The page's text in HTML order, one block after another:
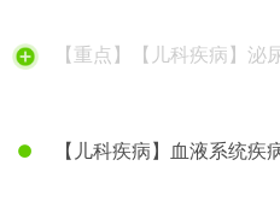
【重点】【儿科疾病】泌
【儿科疾病】血液系统疾